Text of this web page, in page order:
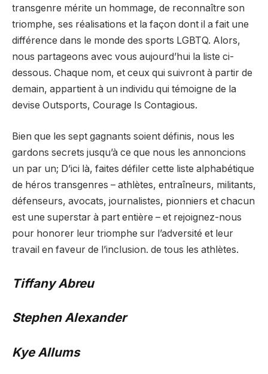
transgenre mérite un hommage, de reconnaître son
triomphe, ses réalisations et la façon dont il a fait une
différence dans le monde des sports LGBTQ. Alors,
nous partageons avec vous aujourd’hui la liste ci-
dessous. Chaque nom, et ceux qui suivront à partir de
demain, appartient à un individu qui témoigne de la
devise Outsports, Courage Is Contagious.
Bien que les sept gagnants soient définis, nous les
gardons secrets jusqu’à ce que nous les annoncions
un par un; D’ici là, faites défiler cette liste alphabétique
de héros transgenres – athlètes, entraîneurs, militants,
défenseurs, avocats, journalistes, pionniers et chacun
est une superstar à part entière – et rejoignez-nous
pour honorer leur triomphe sur l’adversité et leur
travail en faveur de l’inclusion. de tous les athlètes.
Tiffany Abreu
Stephen Alexander
Kye Allums